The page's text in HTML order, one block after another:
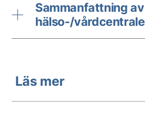
Sammanfattning
hälso-/
Läs mer